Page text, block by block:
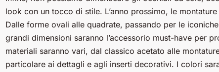
look con un tocco di stile. L’anno prossimo, le
Dalle forme ovali alle quadrate, passando per le
grandi dimensioni saranno l’accessorio must-have per
materiali saranno vari, dal classico acetato alle
particolare ai dettagli e agli inserti decorativi. I colori